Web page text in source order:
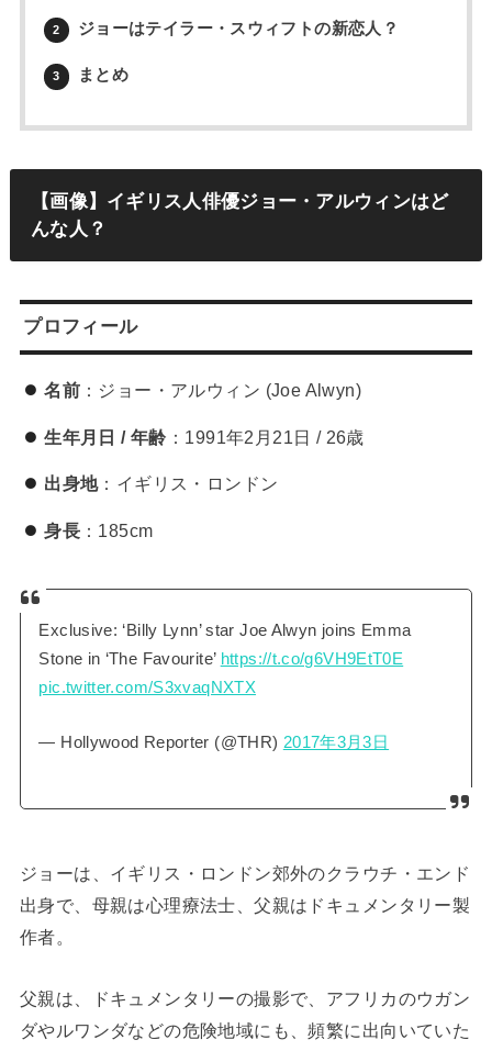
2 ジョーはテイラー・スウィフトの新恋人？
3 まとめ
【画像】イギリス人俳優ジョー・アルウィンはど
んな人？
プロフィール
名前：ジョー・アルウィン (Joe Alwyn)
生年月日 / 年齢 ：1991年2月21日 / 26歳
出身地：イギリス・ロンドン
身長：185cm
Exclusive: ‘Billy Lynn’ star Joe Alwyn joins Emma
Stone in ‘The Favourite’ https://t.co/g6VH9EtT0E
pic.twitter.com/S3xvaqNXTX
— Hollywood Reporter (@THR) 2017年3月3日
ジョーは、イギリス・ロンドン郊外のクラウチ・エンド
出身で、母親は心理療法士、父親はドキュメンタリー製
作者。
父親は、ドキュメンタリーの撮影で、アフリカのウガン
ダやルワンダなどの危険地域にも、頻繁に出向いていた